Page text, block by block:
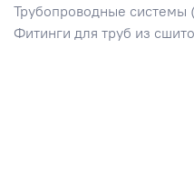
Трубопроводные системы
Фитинги для труб из